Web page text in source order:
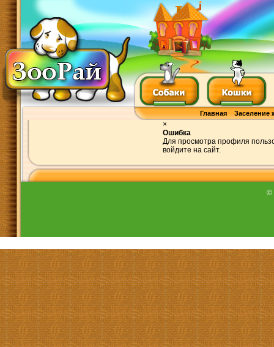
Главная Заселение
×
Ошибка
Для просмотра профиля
войдите на сайт.
©